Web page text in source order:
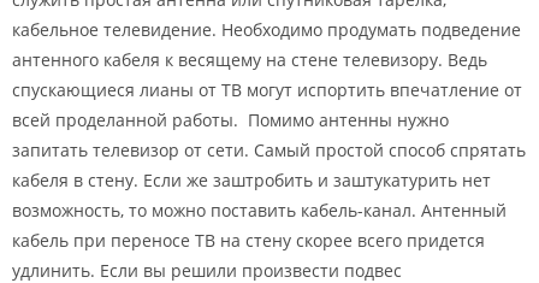
кабельное телевидение. Необходимо продумать подведение
антенного кабеля к весящему на стене телевизору. Ведь
спускающиеся лианы от ТВ могут испортить впечатление от
всей проделанной работы. Помимо антенны нужно
запитать телевизор от сети. Самый простой способ спрятать
кабеля в стену. Если же заштробить и заштукатурить нет
возможность, то можно поставить кабель-канал. Антенный
кабель при переносе ТВ на стену скорее всего придется
удлинить. Если вы решили произвести подвес